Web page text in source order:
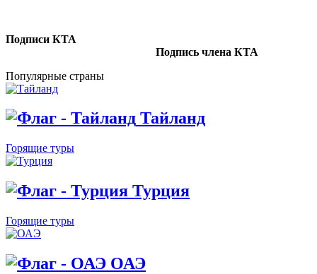
Подписи КТА
Подпись члена КТА
Популярные страны
Тайланд
Горящие туры
Турция
Горящие туры
ОАЭ